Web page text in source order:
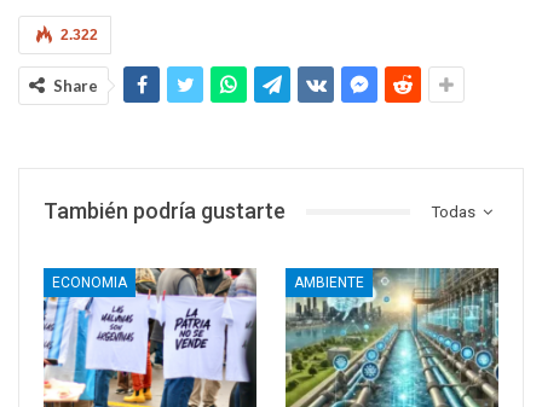
2.322
Share
Todas
También podría gustarte
ECONOMIA AMBIENTE